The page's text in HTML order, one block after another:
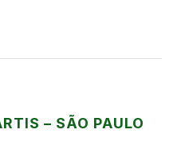
– SÃO PAULO